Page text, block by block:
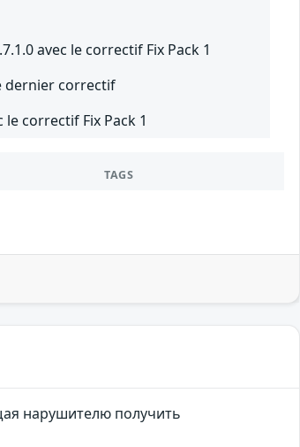
avec le correctif Fix Pack 1
dernier correctif
correctif Fix Pack 1
TAGS
нарушителю получить